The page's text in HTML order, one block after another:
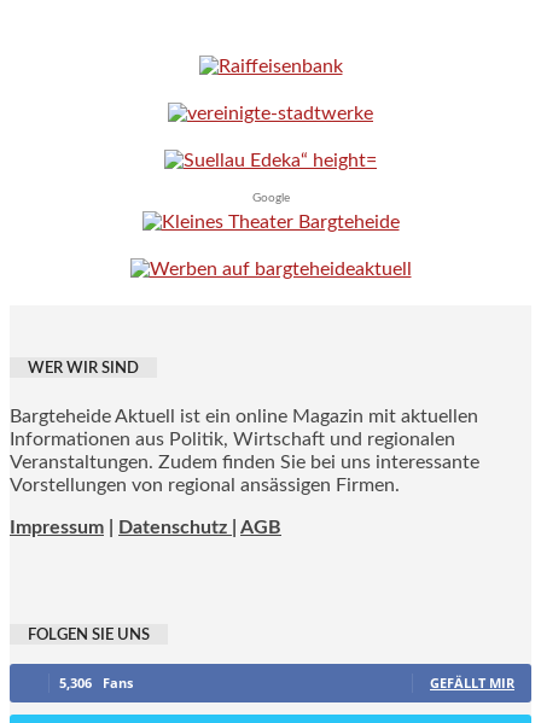
Google
WER WIR SIND
Bargteheide Aktuell ist ein online Magazin mit aktuellen
Informationen aus Politik, Wirtschaft und regionalen
Veranstaltungen. Zudem finden Sie bei uns interessante
Vorstellungen von regional ansässigen Firmen.
Impressum Datenschutz | AGB
FOLGEN SIE UNS
5,306 Fans GEFÄLLT MIR